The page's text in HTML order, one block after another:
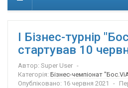
І Бізнес-турнір
стартував 10
Автор: Super User
Категорія: Бізнес-чемпіонат
Опубліковано: 16 червня 2021